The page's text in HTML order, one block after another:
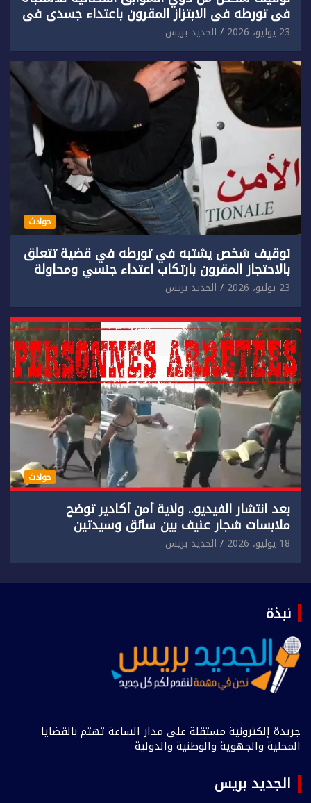
في تورطه في الابتزاز المقرون باعتداء جسدي في
حق سائح أجنبي.
23 يوليو، 2026 الجديد بريس
حوادث
توقيف شخص يشتبه في تورطه في قضية تتعلق
بالاحتجاز المقرون بارتكاب اعتداء جنسي ومحاولة
إضرام النار عمدا.
23 يوليو، 2026 الجديد بريس
حوادث
بعد انتشار الفيديو.. ولاية أمن أكادير توضح
ملابسات شجار عنيف بين سائق وسيدتين
18 يوليو، 2026 الجديد بريس
نبذة
جريدة إلكترونية مستقلة على مدار الساعة تهتم بالقضايا
المحلية والجهوية والوطنية والدولية
الجديد بريس